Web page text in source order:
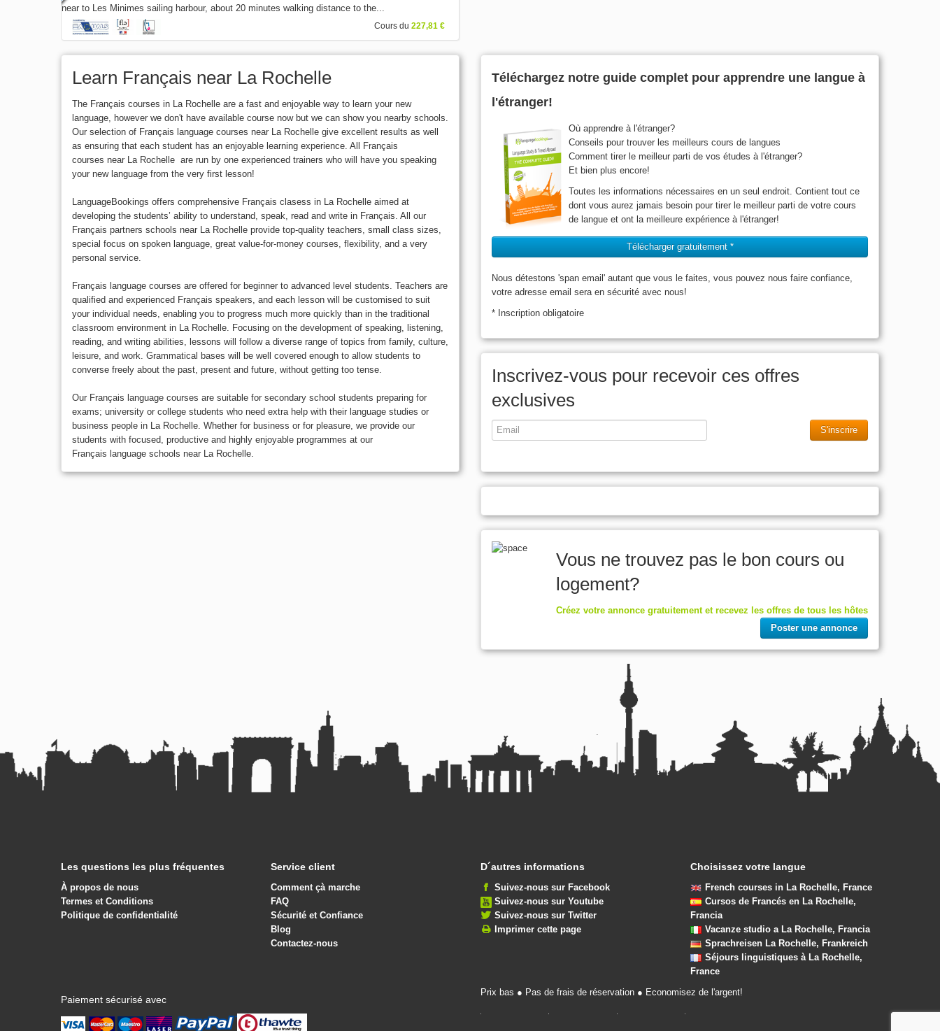
near to Les Minimes sailing harbour, about 20 minutes walking distance to the...
Cours du 227,81 €
Learn Français near La Rochelle
The Français courses in La Rochelle are a fast and enjoyable way to learn your new
language, however we don't have available course now but we can show you nearby schools.
Our selection of Français language courses near La Rochelle give excellent results as well
as ensuring that each student has an enjoyable learning experience. All Français
courses near La Rochelle are run by one experienced trainers who will have you speaking
your new language from the very first lesson!
LanguageBookings offers comprehensive Français clasess in La Rochelle aimed at
developing the students’ ability to understand, speak, read and write in Français. All our
Français partners schools near La Rochelle provide top-quality teachers, small class sizes,
special focus on spoken language, great value-for-money courses, flexibility, and a very
personal service.
Français language courses are offered for beginner to advanced level students. Teachers are
qualified and experienced Français speakers, and each lesson will be customised to suit
your individual needs, enabling you to progress much more quickly than in the traditional
classroom environment in La Rochelle. Focusing on the development of speaking, listening,
reading, and writing abilities, lessons will follow a diverse range of topics from family, culture,
leisure, and work. Grammatical bases will be well covered enough to allow students to
converse freely about the past, present and future, without getting too tense.
Our Français language courses are suitable for secondary school students preparing for
exams; university or college students who need extra help with their language studies or
business people in La Rochelle. Whether for business or for pleasure, we provide our
students with focused, productive and highly enjoyable programmes at our
Français language schools near La Rochelle.
Téléchargez notre guide complet pour apprendre une langue à
l'étranger!
Où apprendre à l'étranger?
Conseils pour trouver les meilleurs cours de langues
Comment tirer le meilleur parti de vos études à l'étranger?
Et bien plus encore!
Toutes les informations nécessaires en un seul endroit. Contient tout ce
dont vous aurez jamais besoin pour tirer le meilleur parti de votre cours
de langue et ont la meilleure expérience à l'étranger!
Télécharger gratuitement *
Nous détestons 'span email' autant que vous le faites, vous pouvez nous faire confiance,
votre adresse email sera en sécurité avec nous!
* Inscription obligatoire
Inscrivez-vous pour recevoir ces offres
exclusives
S'inscrire
Vous ne trouvez pas le bon cours ou
logement?
Créez votre annonce gratuitement et recevez les offres de tous les hôtes
Poster une annonce
Les questions les plus fréquentes
À propos de nous
Termes et Conditions
Politique de confidentialité
Service client
Comment çà marche
FAQ
Sécurité et Confiance
Blog
Contactez-nous
D´autres informations
Suivez-nous sur Facebook
Suivez-nous sur Youtube
Suivez-nous sur Twitter
Imprimer cette page
Choisissez votre langue
French courses in La Rochelle, France
Cursos de Francés en La Rochelle,
Francia
Vacanze studio a La Rochelle, Francia
Sprachreisen La Rochelle, Frankreich
Séjours linguistiques à La Rochelle,
France
Paiement sécurisé avec
Prix bas ● Pas de frais de réservation ● Economisez de l'argent!